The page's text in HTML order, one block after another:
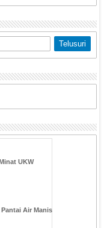
UKW
Air Manis